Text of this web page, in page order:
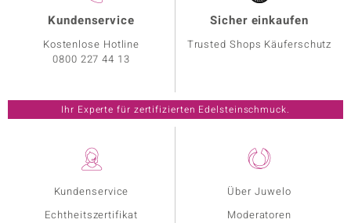
Kundenservice
Echtheitszertifikat
Über Juwelo
Moderatoren
Kundenservice
Kostenlose Hotline
0800 227 44 13
Sicher einkaufen
Trusted Shops Käuferschutz
Ihr Experte für zertifizierten Edelsteinschmuck.